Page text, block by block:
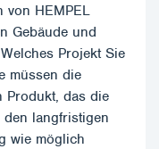
von HEMPEL
Gebäude und
Projekt Sie
müssen die
Produkt, das die
langfristigen
wie möglich